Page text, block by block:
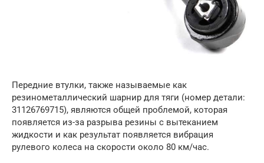
Передние втулки, также называемые как
резинометаллический шарнир для тяги (номер детали:
31126769715), являются общей проблемой, которая
появляется из-за разрыва резины с вытеканием
жидкости и как результат появляется вибрация
рулевого колеса на скорости около 80 км/час.